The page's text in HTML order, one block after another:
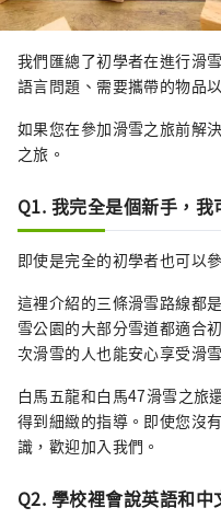
我們匯總了初學者在進行滑
語言問題、需要攜帶的物品
如果您在參加滑雪之旅前解
之旅。
Q1. 我完全是個新手，我
即使是完全的初學者也可以
這裡介紹的三條滑雪路線都
雪公園的大部分雪道都適合
次滑雪的人也能安心享受滑
白馬五龍和白馬47滑雪之旅
得到細緻的指導。即使您沒
識，歡迎加入我們。
Q2. 學校裡會說英語和中